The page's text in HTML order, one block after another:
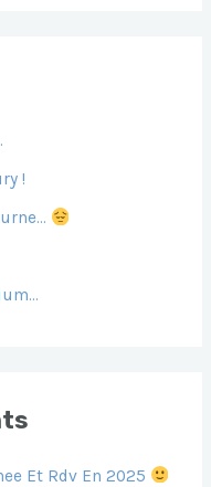
!
Et Rdv En 2025